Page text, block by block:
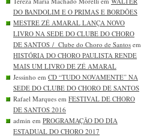
DO BANDOLIM E O PRIMAS E BORDÕES
MESTRE ZÉ AMARAL LANÇA NOVO
LIVRO NA SEDE DO CLUBE DO CHORO
DE SANTOS / Clube do Choro de Santos em
HISTÓRIA DO CHORO PAULISTA RENDE
MAIS UM LIVRO DE ZÉ AMARAL
Jessinho em CD “TUDO NOVAMENTE” NA
SEDE DO CLUBE DO CHORO DE SANTOS
Rafael Marques em FESTIVAL DE CHORO
DE SANTOS 2016
admin em PROGRAMAÇÃO DO DIA
ESTADUAL DO CHORO 2017